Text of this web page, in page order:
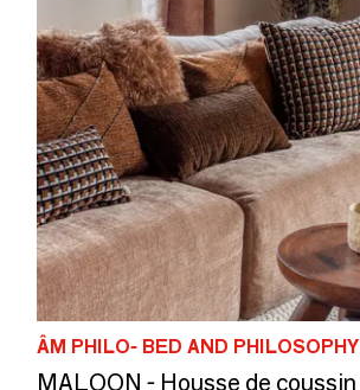
ÂM PHILO- BED AND PHILOSOPHY